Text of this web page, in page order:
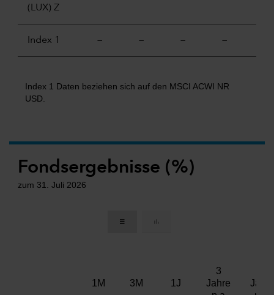
(LUX) Z
Index 1 — — — —
Index 1 Daten beziehen sich auf den MSCI ACWI NR
USD.
Fondsergebnisse (%)
zum 31. Juli 2026
1M 3M 1J
3
Jahre
Jahre